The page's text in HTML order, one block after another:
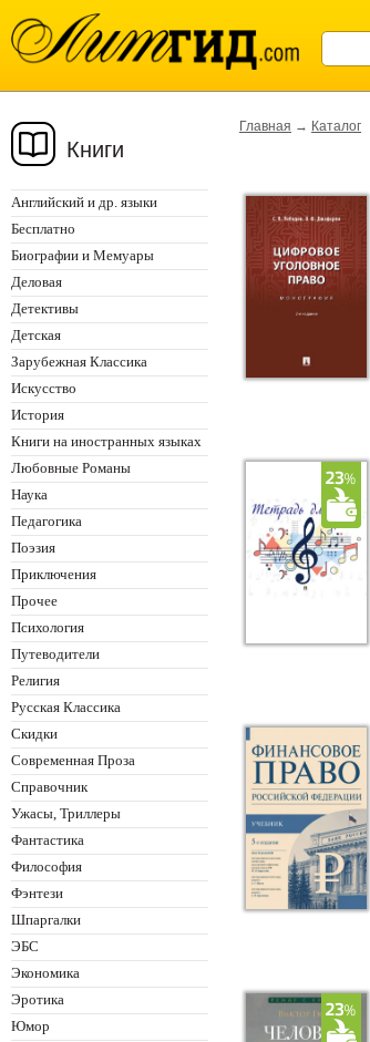
Книги
Английский и др. языки
Бесплатно
Биографии и Мемуары
Деловая
Детективы
Детская
Зарубежная Классика
Искусство
История
Книги на иностранных языках
Любовные Романы
Наука
Педагогика
Поэзия
Приключения
Прочее
Психология
Путеводители
Религия
Русская Классика
Скидки
Современная Проза
Справочник
Ужасы, Триллеры
Фантастика
Философия
Фэнтези
Шпаргалки
ЭБС
Экономика
Эротика
Юмор
Главная → Каталог